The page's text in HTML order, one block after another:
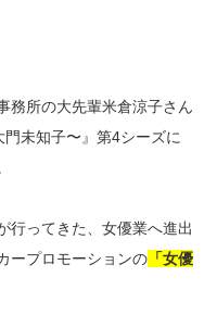
務所の大先輩米倉涼子さん
未知子〜』第4シーズに
行ってきた、女優業へ進出
ープロモーションの 「女優